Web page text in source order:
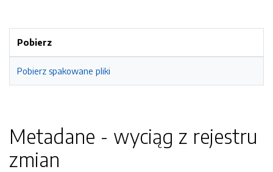
Pobierz
Pobierz spakowane pliki
Metadane - wyciąg z rejestru
zmian